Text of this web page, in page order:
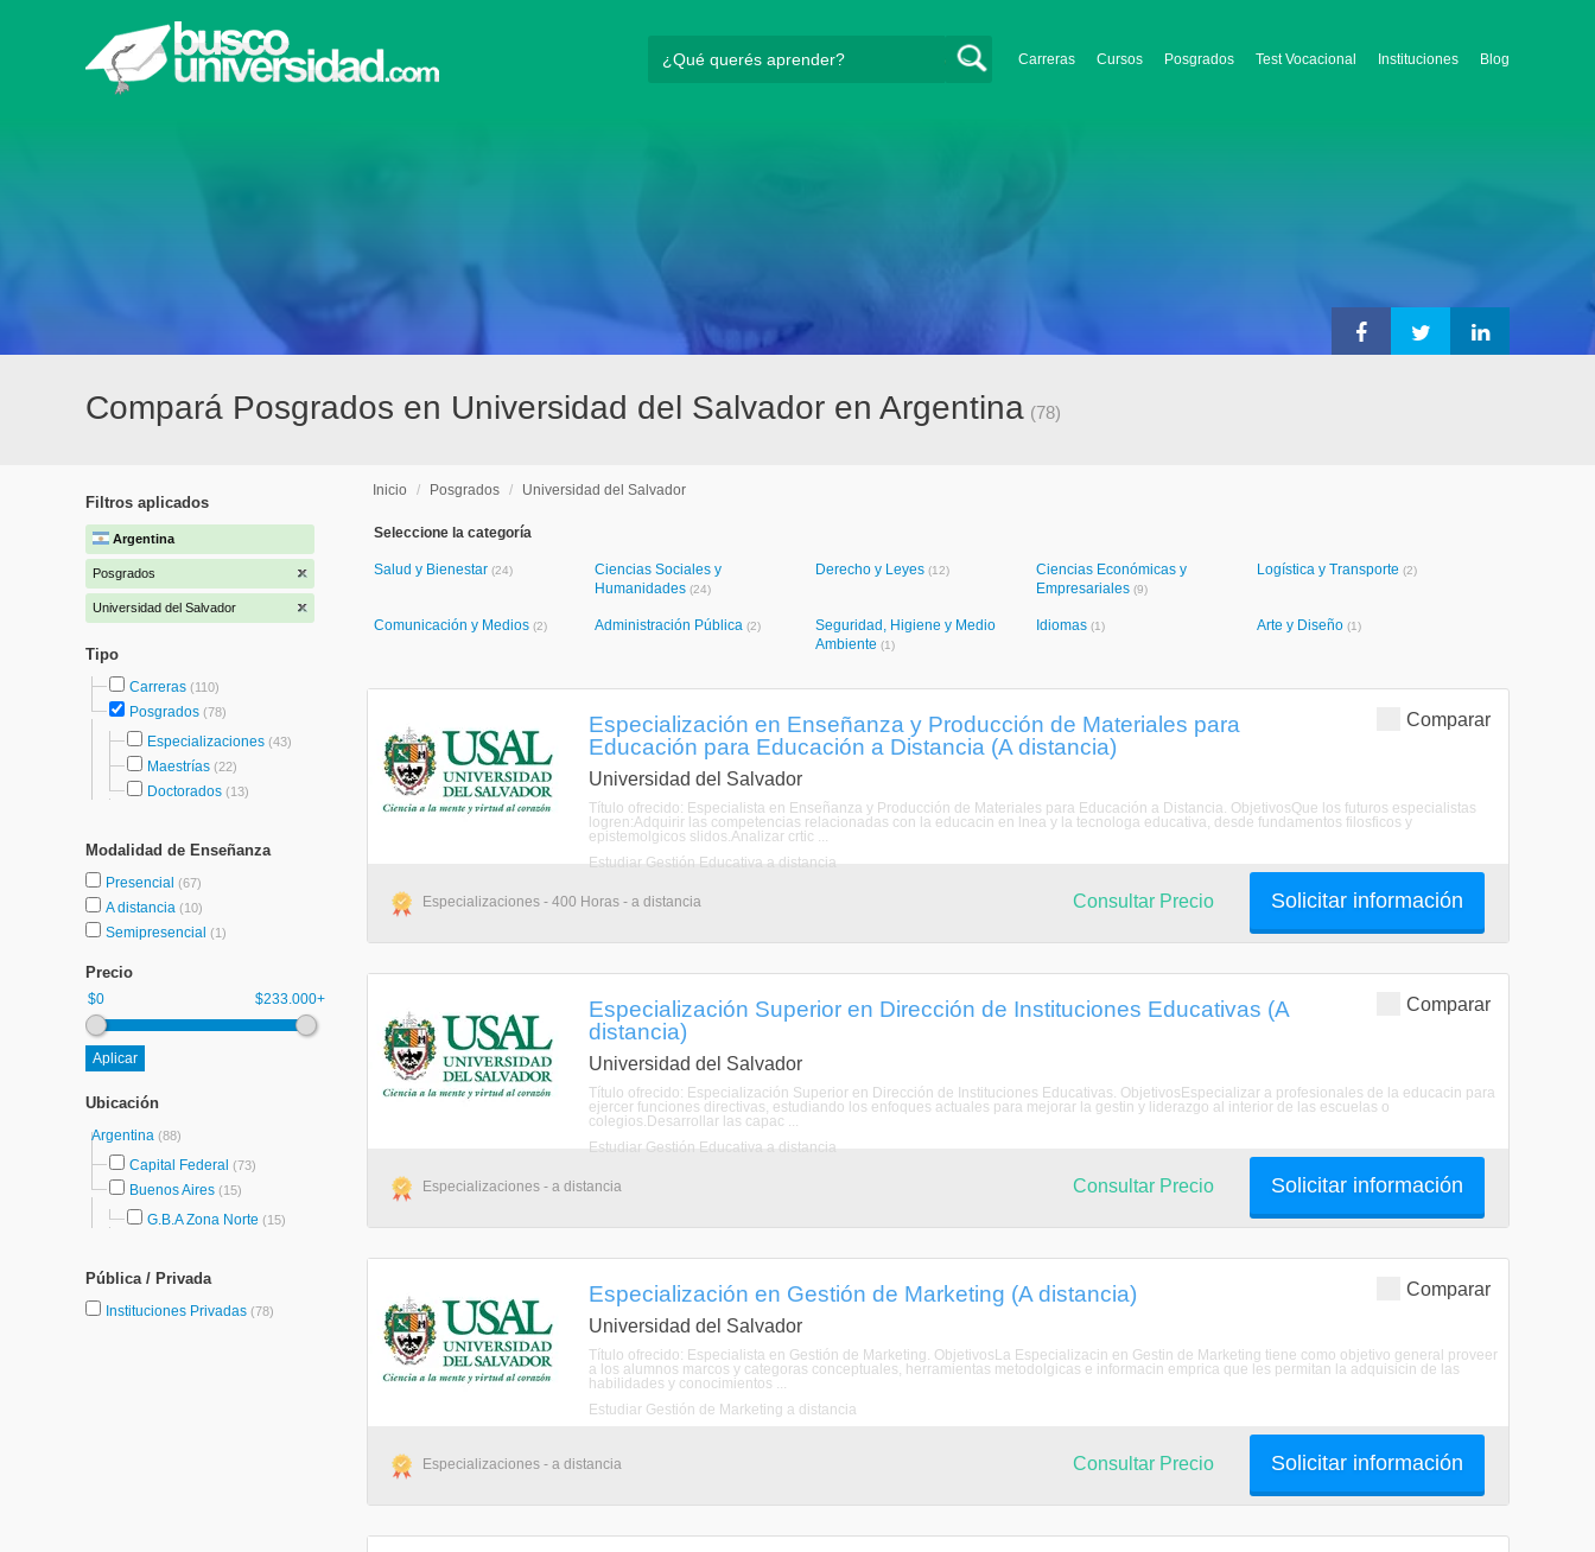
Carreras Cursos Posgrados Test Vocacional Instituciones Blog
Compará Posgrados en Universidad del Salvador en Argentina (78)
Filtros aplicados
Argentina
Posgrados
Universidad del Salvador
Tipo
Carreras (110)
Posgrados (78)
Especializaciones (43)
Maestrías (22)
Doctorados (13)
Modalidad de Enseñanza
Presencial (67)
A distancia (10)
Semipresencial (1)
Precio
$0 $233.000+
Ubicación
Argentina (88)
Capital Federal (73)
Buenos Aires (15)
G.B.A Zona Norte (15)
Pública / Privada
Instituciones Privadas (78)
Inicio / Posgrados / Universidad del Salvador
Seleccione la categoría
Salud y Bienestar (24)
Ciencias Sociales y
Humanidades (24)
Derecho y Leyes (12)
Ciencias Económicas y
Empresariales (9)
Logística y Transporte (2)
Comunicación y Medios (2) Administración Pública (2)
Seguridad, Higiene y Medio
Ambiente (1)
Idiomas (1) Arte y Diseño (1)
Comparar
Especialización en Enseñanza y Producción de Materiales para
Educación para Educación a Distancia (A distancia)
Universidad del Salvador
Título ofrecido: Especialista en Enseñanza y Producción de Materiales para Educación a Distancia. ObjetivosQue los futuros especialistas
logren:Adquirir las competencias relacionadas con la educacin en lnea y la tecnologa educativa, desde fundamentos filosficos y
epistemolgicos slidos.Analizar crtic ...
Estudiar Gestión Educativa a distancia
Especializaciones - 400 Horas - a distancia Solicitar información
Consultar Precio
Comparar
Especialización Superior en Dirección de Instituciones Educativas (A
distancia)
Universidad del Salvador
Título ofrecido: Especialización Superior en Dirección de Instituciones Educativas. ObjetivosEspecializar a profesionales de la educacin para
ejercer funciones directivas, estudiando los enfoques actuales para mejorar la gestin y liderazgo al interior de las escuelas o
colegios.Desarrollar las capac ...
Estudiar Gestión Educativa a distancia
Especializaciones - a distancia Solicitar información
Consultar Precio
Comparar
Especialización en Gestión de Marketing (A distancia)
Universidad del Salvador
Título ofrecido: Especialista en Gestión de Marketing. ObjetivosLa Especializacin en Gestin de Marketing tiene como objetivo general proveer
a los alumnos marcos y categoras conceptuales, herramientas metodolgicas e informacin emprica que les permitan la adquisicin de las
habilidades y conocimientos ...
Estudiar Gestión de Marketing a distancia
Especializaciones - a distancia Solicitar información
Consultar Precio